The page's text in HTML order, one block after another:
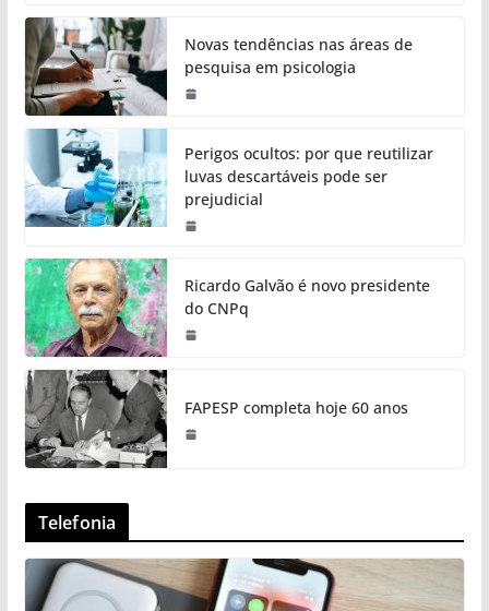
Novas tendências nas áreas de
pesquisa em psicologia
Perigos ocultos: por que reutilizar
luvas descartáveis pode ser
prejudicial
Ricardo Galvão é novo presidente
do CNPq
FAPESP completa hoje 60 anos
Telefonia